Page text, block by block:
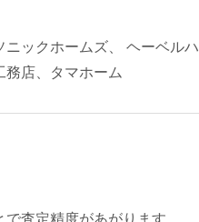
ックホームズ、 ヘーベルハ
務店、タマホーム
査定精度があがります